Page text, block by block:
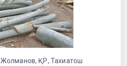
ҚР, Тахиатош